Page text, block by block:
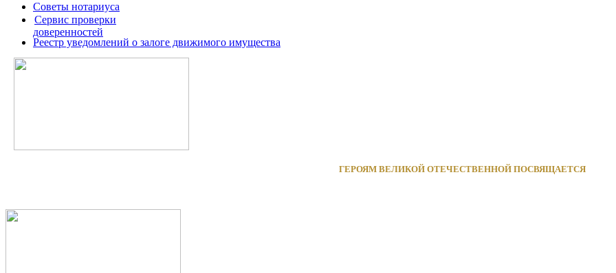
Советы нотариуса
Сервис проверки
доверенностей
Реестр уведомлений о залоге движимого имущества
ГЕРОЯМ ВЕЛИКОЙ ОТЕЧЕСТВЕННОЙ ПОСВЯЩАЕТСЯ